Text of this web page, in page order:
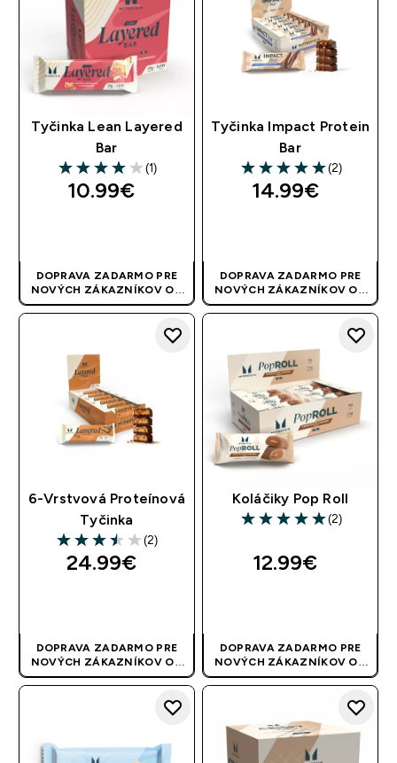
Tyčinka Lean Layered
Bar
4 out of 5 stars
(1)
10.99€‎
DOPRAVA ZADARMO PRE
NOVÝCH ZÁKAZNÍKOV OD
40 EUR| AKCIA SA APLIKUJE
Tyčinka Impact Protein
Bar
5 out of 5 stars
(2)
14.99€‎
DOPRAVA ZADARMO PRE
NOVÝCH ZÁKAZNÍKOV OD
40 EUR| AKCIA SA APLIKUJE
6-Vrstvová Proteínová
Tyčinka
3.5 out of 5 stars
(2)
24.99€‎
DOPRAVA ZADARMO PRE
NOVÝCH ZÁKAZNÍKOV OD
40 EUR| AKCIA SA APLIKUJE
Koláčiky Pop Roll
5 out of 5 stars
(2)
12.99€‎
DOPRAVA ZADARMO PRE
NOVÝCH ZÁKAZNÍKOV OD
40 EUR| AKCIA SA APLIKUJE